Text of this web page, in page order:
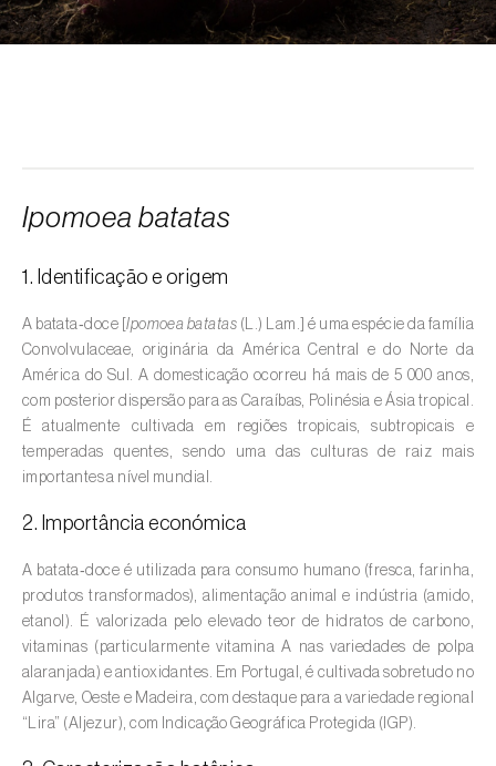
Alface (Lactuca sativa)
Ambientes aquáticos (
valas, canais, açudes, barragens e estações
de tratamento de águas residuais)
Ameixeira (Prunus domestica L.)
Amendoeira (Prunus dulcis)
Amendoim (
Amoreira (Morus spp.)
Ananás / Abacaxi (Ananas comosus)
Anona ( Annona spp.
Áreas não cultivadas ( )
Ipomoea batatas
1. Identificação e origem
A batata‑doce [Ipomoea batatas (L.) Lam.] é uma espécie da família
Convolvulaceae, originária da América Central e do Norte da
América do Sul. A domesticação ocorreu há mais de 5 000 anos,
com posterior dispersão para as Caraíbas, Polinésia e Ásia tropical.
É atualmente cultivada em regiões tropicais, subtropicais e
temperadas quentes, sendo uma das culturas de raiz mais
importantes a nível mundial.
2. Importância económica
A batata‑doce é utilizada para consumo humano (fresca, farinha,
produtos transformados), alimentação animal e indústria (amido,
etanol). É valorizada pelo elevado teor de hidratos de carbono,
vitaminas (particularmente vitamina A nas variedades de polpa
alaranjada) e antioxidantes. Em Portugal, é cultivada sobretudo no
Algarve, Oeste e Madeira, com destaque para a variedade regional
“Lira” (Aljezur), com Indicação Geográfica Protegida (IGP).